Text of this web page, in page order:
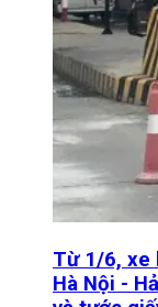
Từ 1/6, xe
Hà Nội -